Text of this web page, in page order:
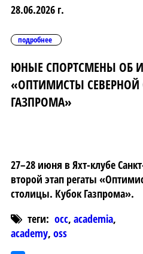
28.06.2026 г.
подробнее
ЮНЫЕ СПОРТСМЕНЫ ОБ
«ОПТИМИСТЫ
ГАЗПРОМА»
27–28 июня в Яхт-клубе
второй этап регаты
столицы. Кубок Газпрома».
теги: occ, academia,
academy, oss